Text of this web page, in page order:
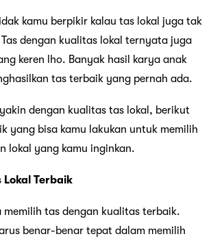
kamu berpikir kalau tas lokal juga tak
dengan kualitas lokal ternyata juga
keren lho. Banyak hasil karya anak
tas terbaik yang pernah ada.
dengan kualitas tas lokal, berikut
yang bisa kamu lakukan untuk memilih
lokal yang kamu inginkan.
Lokal Terbaik
memilih tas dengan kualitas terbaik.
benar-benar tepat dalam memilih